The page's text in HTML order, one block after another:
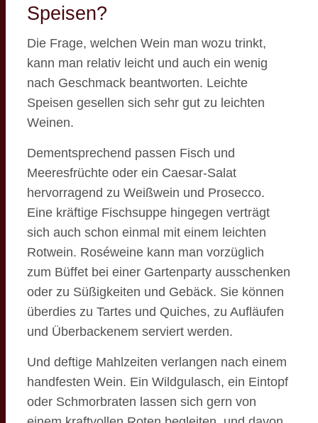
Speisen?
Die Frage, welchen Wein man wozu trinkt,
kann man relativ leicht und auch ein wenig
nach Geschmack beantworten. Leichte
Speisen gesellen sich sehr gut zu leichten
Weinen.
Dementsprechend passen Fisch und
Meeresfrüchte oder ein Caesar-Salat
hervorragend zu Weißwein und Prosecco.
Eine kräftige Fischsuppe hingegen verträgt
sich auch schon einmal mit einem leichten
Rotwein. Roséweine kann man vorzüglich
zum Büffet bei einer Gartenparty ausschenken
oder zu Süßigkeiten und Gebäck. Sie können
überdies zu Tartes und Quiches, zu Aufläufen
und Überbackenem serviert werden.
Und deftige Mahlzeiten verlangen nach einem
handfesten Wein. Ein Wildgulasch, ein Eintopf
oder Schmorbraten lassen sich gern von